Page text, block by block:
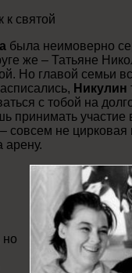
к святой
была неимоверно
же – Татьяне
Но главой семьи
Никулин
с тобой на
принимать участие
совсем не цирковая
арену.
но